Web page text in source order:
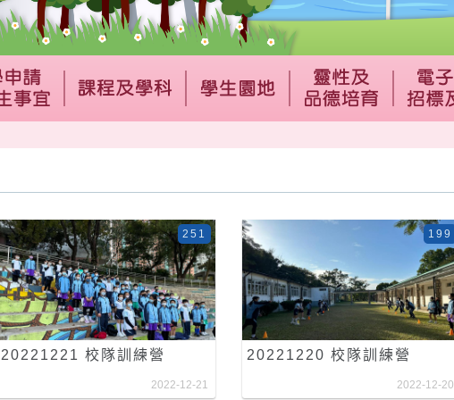
20221221 校隊訓練營
251
2022-12-21
20221220 校隊訓練營
199
2022-12-20